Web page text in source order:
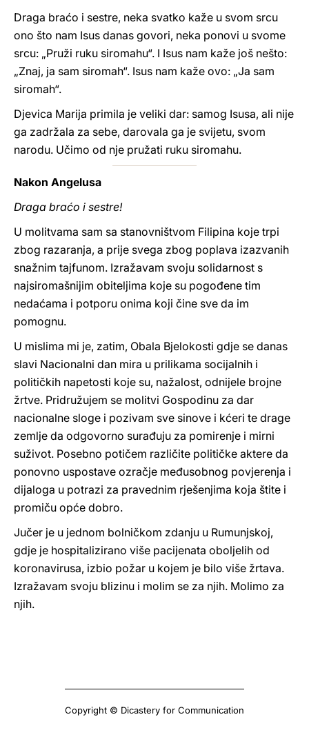
Draga braćo i sestre, neka svatko kaže u svom srcu
ono što nam Isus danas govori, neka ponovi u svome
srcu: „Pruži ruku siromahu“. I Isus nam kaže još nešto:
„Znaj, ja sam siromah“. Isus nam kaže ovo: „Ja sam
siromah“.
Djevica Marija primila je veliki dar: samog Isusa, ali nije
ga zadržala za sebe, darovala ga je svijetu, svom
narodu. Učimo od nje pružati ruku siromahu.
Nakon Angelusa
Draga braćo i sestre!
U molitvama sam sa stanovništvom Filipina koje trpi
zbog razaranja, a prije svega zbog poplava izazvanih
snažnim tajfunom. Izražavam svoju solidarnost s
najsiromašnijim obiteljima koje su pogođene tim
nedaćama i potporu onima koji čine sve da im
pomognu.
U mislima mi je, zatim, Obala Bjelokosti gdje se danas
slavi Nacionalni dan mira u prilikama socijalnih i
političkih napetosti koje su, nažalost, odnijele brojne
žrtve. Pridružujem se molitvi Gospodinu za dar
nacionalne sloge i pozivam sve sinove i kćeri te drage
zemlje da odgovorno surađuju za pomirenje i mirni
suživot. Posebno potičem različite političke aktere da
ponovno uspostave ozračje međusobnog povjerenja i
dijaloga u potrazi za pravednim rješenjima koja štite i
promiču opće dobro.
Jučer je u jednom bolničkom zdanju u Rumunjskoj,
gdje je hospitalizirano više pacijenata oboljelih od
koronavirusa, izbio požar u kojem je bilo više žrtava.
Izražavam svoju blizinu i molim se za njih. Molimo za
njih.
Copyright © Dicastery for Communication